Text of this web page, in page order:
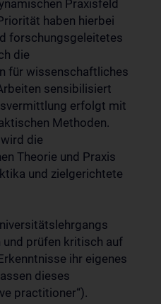
Praxisfeld
haben hierbei
forschungsgeleitetes
die
für wissenschaftliches
sensibilisiert
erfolgt mit
Methoden.
die
Theorie und Praxis
und zielgerichtete
prüfen kritisch auf
ihr eigenes
dieses
practitioner“).